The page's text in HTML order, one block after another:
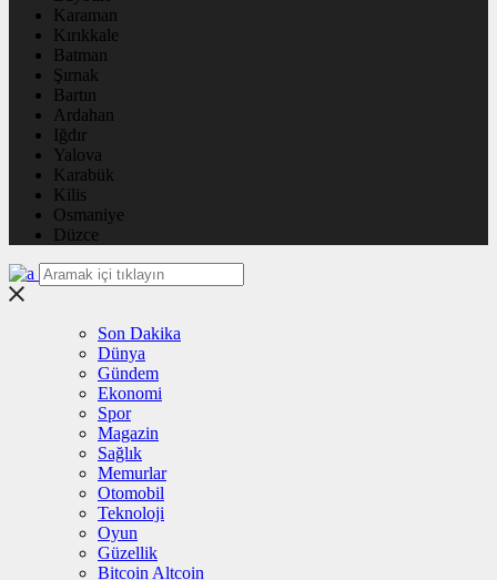
Karaman
Kırıkkale
Batman
Şırnak
Bartın
Ardahan
Iğdır
Yalova
Karabük
Kilis
Osmaniye
Düzce
Son Dakika
Dünya
Gündem
Ekonomi
Spor
Magazin
Sağlık
Memurlar
Otomobil
Teknoloji
Oyun
Güzellik
Bitcoin Altcoin